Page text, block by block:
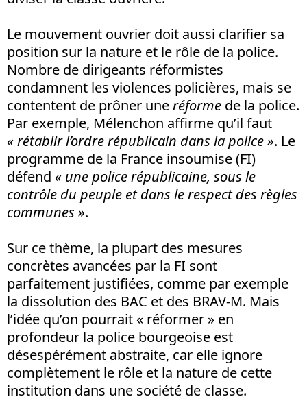
Le mouvement ouvrier doit aussi clarifier sa
position sur la nature et le rôle de la police.
Nombre de dirigeants réformistes
condamnent les violences policières, mais se
contentent de prôner uneréforme de la police.
Par exemple, Mélenchon affirme qu’il faut
«rétablir l’ordre républicain dans la police ». Le
programme de la France insoumise (FI)
défend « une police républicaine, sous le
contrôle du peuple et dans le respect des règles
communes ».
Sur ce thème, la plupart des mesures
concrètes avancées par la FI sont
parfaitement justifiées, comme par exemple
la dissolution des BAC et des BRAV-M. Mais
l’idée qu’on pourrait « réformer » en
profondeur la police bourgeoise est
désespérément abstraite, car elle ignore
complètement le rôle et la nature de cette
institution dans une société de classe.